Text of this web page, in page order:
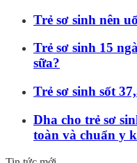
Trẻ sơ sinh nên
Trẻ sơ sinh 15
sữa?
Trẻ sơ sinh sốt
Dha cho trẻ sơ
toàn và chuẩn y